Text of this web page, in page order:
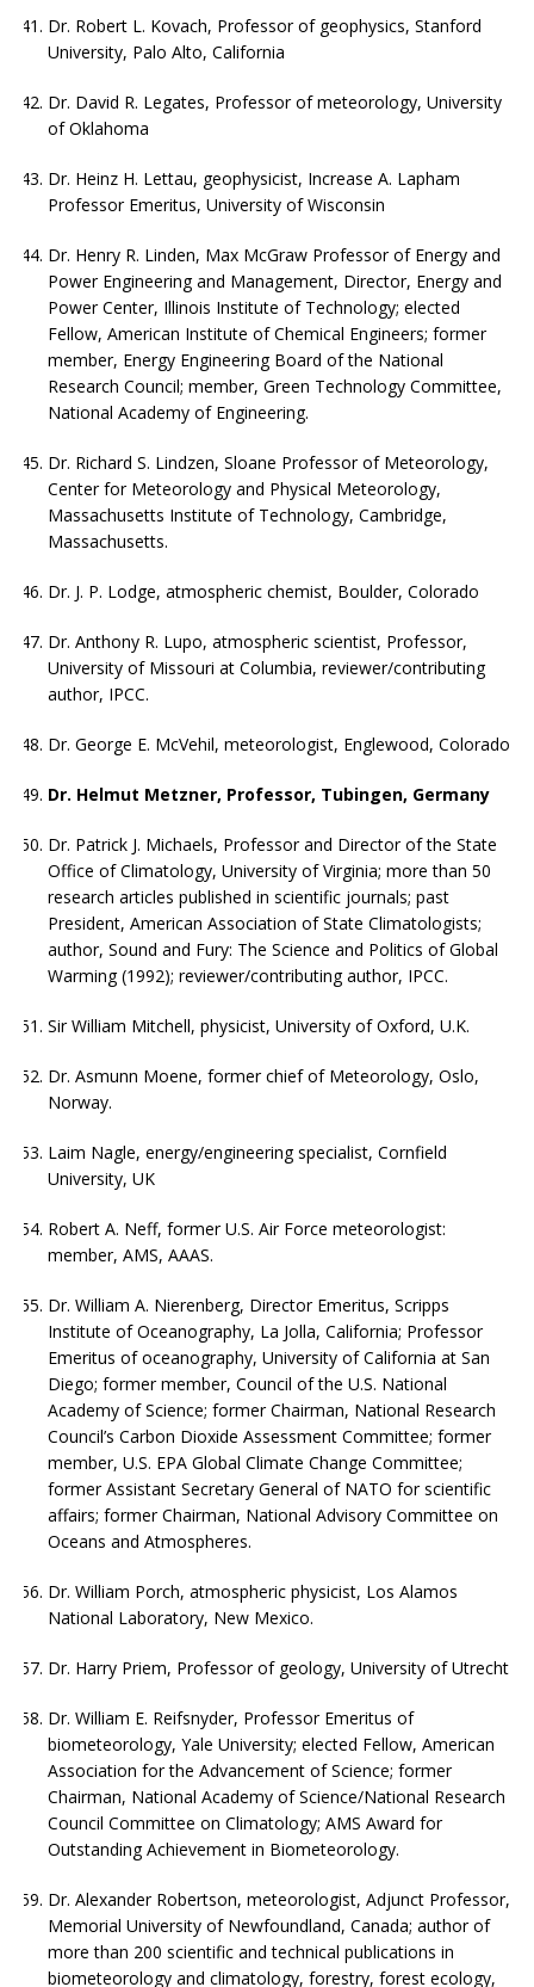
Dr. Robert L. Kovach, Professor of geophysics, Stanford
University, Palo Alto, California
Dr. David R. Legates, Professor of meteorology, University
of Oklahoma
Dr. Heinz H. Lettau, geophysicist, Increase A. Lapham
Professor Emeritus, University of Wisconsin
Dr. Henry R. Linden, Max McGraw Professor of Energy and
Power Engineering and Management, Director, Energy and
Power Center, Illinois Institute of Technology; elected
Fellow, American Institute of Chemical Engineers; former
member, Energy Engineering Board of the National
Research Council; member, Green Technology Committee,
National Academy of Engineering.
Dr. Richard S. Lindzen, Sloane Professor of Meteorology,
Center for Meteorology and Physical Meteorology,
Massachusetts Institute of Technology, Cambridge,
Massachusetts.
Dr. J. P. Lodge, atmospheric chemist, Boulder, Colorado
Dr. Anthony R. Lupo, atmospheric scientist, Professor,
University of Missouri at Columbia, reviewer/contributing
author, IPCC.
Dr. George E. McVehil, meteorologist, Englewood, Colorado
Dr. Helmut Metzner, Professor, Tubingen, Germany
Dr. Patrick J. Michaels, Professor and Director of the State
Office of Climatology, University of Virginia; more than 50
research articles published in scientific journals; past
President, American Association of State Climatologists;
author, Sound and Fury: The Science and Politics of Global
Warming (1992); reviewer/contributing author, IPCC.
Sir William Mitchell, physicist, University of Oxford, U.K.
Dr. Asmunn Moene, former chief of Meteorology, Oslo,
Norway.
Laim Nagle, energy/engineering specialist, Cornfield
University, UK
Robert A. Neff, former U.S. Air Force meteorologist:
member, AMS, AAAS.
Dr. William A. Nierenberg, Director Emeritus, Scripps
Institute of Oceanography, La Jolla, California; Professor
Emeritus of oceanography, University of California at San
Diego; former member, Council of the U.S. National
Academy of Science; former Chairman, National Research
Council’s Carbon Dioxide Assessment Committee; former
member, U.S. EPA Global Climate Change Committee;
former Assistant Secretary General of NATO for scientific
affairs; former Chairman, National Advisory Committee on
Oceans and Atmospheres.
Dr. William Porch, atmospheric physicist, Los Alamos
National Laboratory, New Mexico.
Dr. Harry Priem, Professor of geology, University of Utrecht
Dr. William E. Reifsnyder, Professor Emeritus of
biometeorology, Yale University; elected Fellow, American
Association for the Advancement of Science; former
Chairman, National Academy of Science/National Research
Council Committee on Climatology; AMS Award for
Outstanding Achievement in Biometeorology.
Dr. Alexander Robertson, meteorologist, Adjunct Professor,
Memorial University of Newfoundland, Canada; author of
more than 200 scientific and technical publications in
biometeorology and climatology, forestry, forest ecology,